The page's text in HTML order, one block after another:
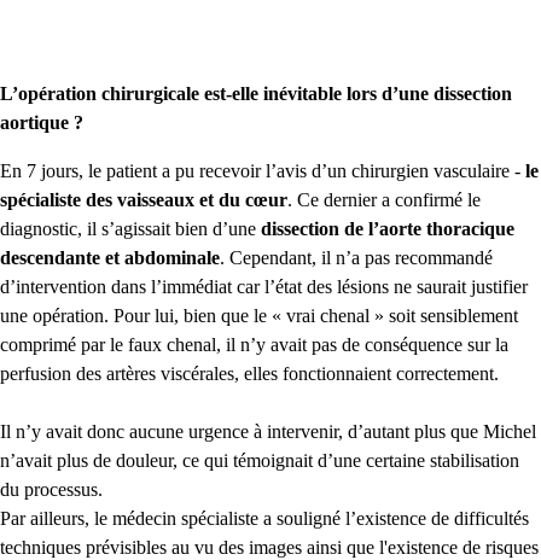
L’opération chirurgicale est-elle inévitable lors d’une dissection
aortique ?
En 7 jours, le patient a pu recevoir l’avis d’un chirurgien vasculaire - le
spécialiste des vaisseaux et du cœur. Ce dernier a confirmé le
diagnostic, il s’agissait bien d’une dissection de l’aorte thoracique
descendante et abdominale. Cependant, il n’a pas recommandé
d’intervention dans l’immédiat car l’état des lésions ne saurait justifier
une opération. Pour lui, bien que le « vrai chenal » soit sensiblement
comprimé par le faux chenal, il n’y avait pas de conséquence sur la
perfusion des artères viscérales, elles fonctionnaient correctement.
Il n’y avait donc aucune urgence à intervenir, d’autant plus que Michel
n’avait plus de douleur, ce qui témoignait d’une certaine stabilisation
du processus.
Par ailleurs, le médecin spécialiste a souligné l’existence de difficultés
techniques prévisibles au vu des images ainsi que l'existence de risques